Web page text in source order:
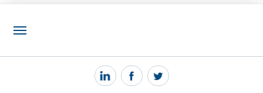
NOTIZIE
PEC MANTOVA MAIL